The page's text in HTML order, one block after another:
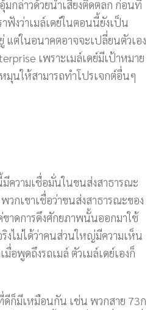
มกล่าวด้วยน้ำเสียงติดตลก ก่อนที่
ฟังว่าเมล์เดย์ในตอนนี้ยังเป็น
แต่ในอนาคตอาจจะเปลี่ยนตัวเอง
เพราะเมล์เดย์มีเป้าหมาย
มุนให้สามารถทำโปรเจกต์อื่นๆ
ความเชื่อมั่นในขนส่งสาธารณะ
วกเขาเชื่อว่าขนส่งสาธารณะของ
าดการดึงศักยภาพนั้นออกมาใช้
งไม่ได้ว่าคนส่วนใหญ่มีความเห็น
อพูดถึงรถเมล์ ตัวเมล์เดย์เองก็
ดีก็มีเหมือนกัน เช่น พวกสาย 73ก